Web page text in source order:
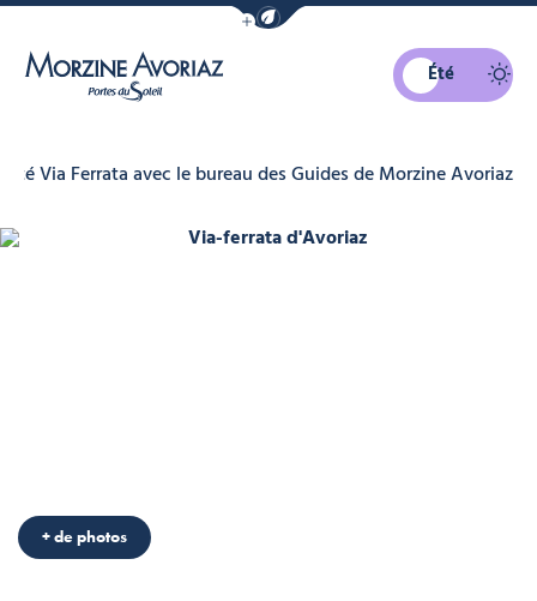
Afficher la barre de navigation du
Été
Via Ferrata avec le bureau des Guides de Morzine Avoriaz
Via-ferrata d'Avoriaz, © Bureau
+ de photos